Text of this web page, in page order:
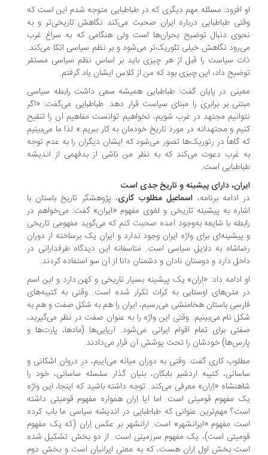
افزود: مسئله مهم دیگری که در طباطبایی متوجه شدم این است که
طباطبایی درباره ایران صحبت می‌کند نگاهش تاریخی‌تر و به
دنبال توضیح بحران‌ها است ولی هنگامی که به سراغ غرب
نگاهش خیلی تئوریک‌تر می‌شود و بر نظم سیاسی اتکا می‌کند.
سیاست را قبل از هر چیزی باید بر اساس نظم سیاسی مستقر
داد، این چیزی بود که من از کلاس ایشان یاد گرفتم.
در پایان گفت: طباطبایی همیشه سعی داشت رابطه سیاسی
بر برابری را مبنای سیاست قرار دهد. طباطبایی می‌گفت: «اگر
مجتهد در غرب شویم، نخواهیم توانست مفاهیم آن را تنقیح
و مجتهدانه در مورد تاریخ خودمان به کار ببریم.» لذا ما می‌بینیم
گاهاً در رتوریک‌ها تصور می‌شود که ایشان دیگران را به عدم توجه
غرب دعوت می‌کند که به نظر من ناشی از بدفهمی از اندیشه
است.
دارای پیشینه و تاریخ جدی است
ادامه برنامه،اسماعیل مطلوب کاری، پژوهشگر تاریخ باستان با
به پیشینه تاریخی و لغوی مفهوم «ایران» گفت: می‌خواهم در
با شایعه به‌وجود آمده صحبت کنم که می‌گوید مفهومی تاریخی
برای واژه ایران وجود ندارد و ایران یک برساخته از دوران
به دلایل سیاسی است. متاسفانه این دیدگاه طرفدارانی در
دارد و دوستان نادان و دشمنان دانا از آن سو استفاده کردند.
ادامه داد: «اِران» یک پیشینه بسیار تاریخی و کهن دارد و این اسم
متن‌های اوستایی به کرات تکرار شده است. وقتی به کتیبه‌های
باستان هخامنشی می‌رسیم، ایران را هم به شکل صفت و هم به
نام می‌بینیم. وقتی این واژه را به عنوان صفت در نظر می‌گیرید،
برای تمام اقوام ایرانی می‌شود. آریایی‌ها (مادها، پارت‌ها و
خودشان را تحت پوشش آن قرار می‌دادند.
کاری گفت: وقتی به دوران میانه می‌آییم، در دروان اشکانی و
کتیبه اردشیر بابکان، بنیان گذار سلسله ساسانی، خود را
«اِران» معرفی می‌کند. توجه داشته باشید که اینجا، این واژه
مفهوم قومیتی است. اما آیا اِران همواره مفهوم قومیتی داشته
مهم‌ترین عنوانی که طباطبایی در اندیشه سیاسی ما باب کرده
مفهوم «ایرانشهر» است. ارانشهر بر عکس اِران (که یک مفهوم
است)، یک مفهوم سرزمینی است. از دو بخش تشکیل شده
بخش اول اِران هست، که به معنی ایرانیان است و بخش دوم